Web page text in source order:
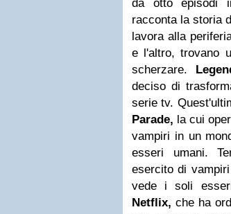
da otto episodi
racconta la storia
lavora alla
e l'altro, trovano
scherzare.
deciso di
serie tv.
Parade, la cui
vampiri in un
esseri umani.
esercito di
vede i soli
Netflix, che ha